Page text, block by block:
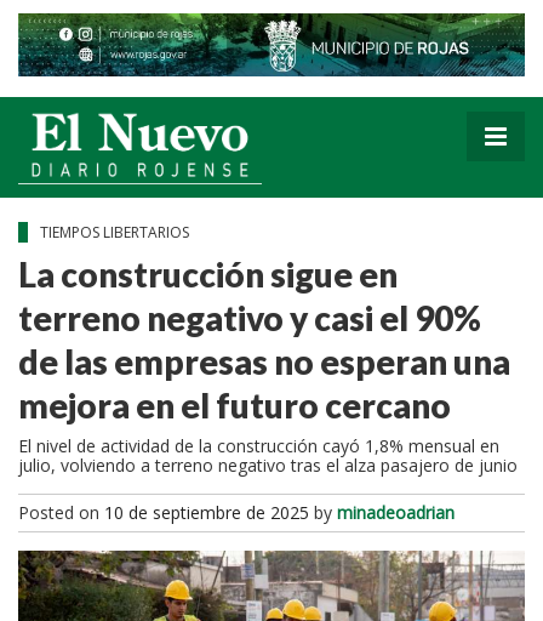
TIEMPOS LIBERTARIOS
La construcción sigue en
terreno negativo y casi el 90%
de las empresas no esperan una
mejora en el futuro cercano
El nivel de actividad de la construcción cayó 1,8% mensual en
julio, volviendo a terreno negativo tras el alza pasajero de junio
Posted on 10 de septiembre de 2025 by minadeoadrian